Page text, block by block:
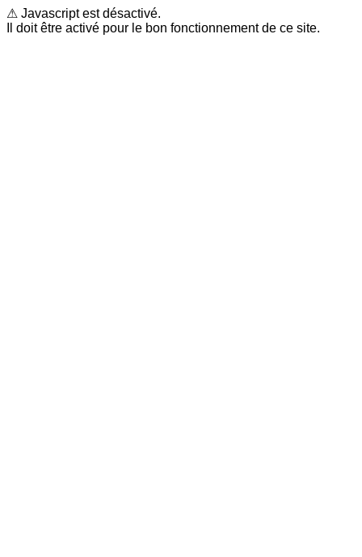
⚠ Javascript est désactivé.
Il doit être activé pour le bon fonctionnement de ce site.